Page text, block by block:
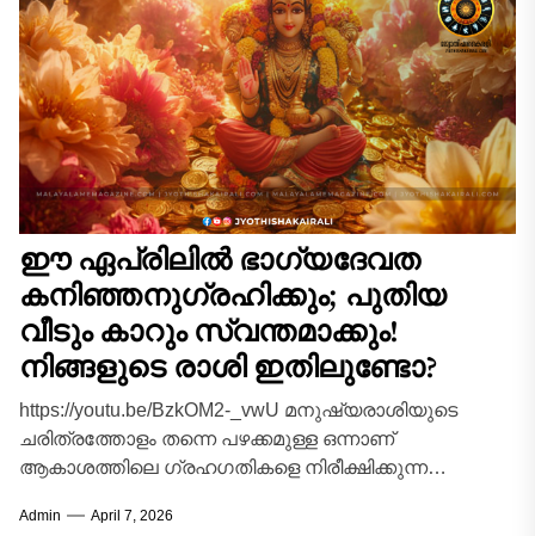
ഈ ഏപ്രിലിൽ ഭാഗ്യദേവത
കനിഞ്ഞനുഗ്രഹിക്കും; പുതിയ
വീടും കാറും സ്വന്തമാക്കും!
നിങ്ങളുടെ രാശി ഇതിലുണ്ടോ?
https://youtu.be/BzkOM2-_vwU മനുഷ്യരാശിയുടെ
ചരിത്രത്തോളം തന്നെ പഴക്കമുള്ള ഒന്നാണ്
ആകാശത്തിലെ ഗ്രഹഗതികളെ നിരീക്ഷിക്കുന്ന
ചലനവും ഭൂമിയിലെ ജീവജാലങ്ങളെ സ്വാധീനിക്കുന്നു
Admin April 7, 2026